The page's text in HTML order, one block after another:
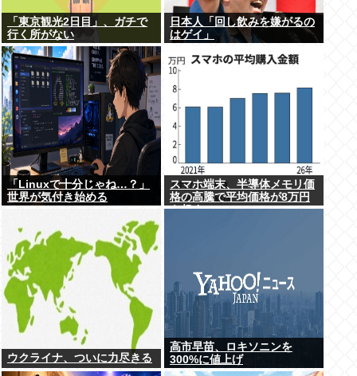
「東京観光2日目」、ガチで
行く所がない
日本人「回し飲みを嫌がるの
はゲイ」
「Linuxで十分じゃね…？」
世界が気付き始める
スマホ端末、半導体メモリ価
格の高騰で平均価格が8万円
を超す
ウクライナ、ついに力尽きる
高市早苗、ロキソニンを
300%に値上げ